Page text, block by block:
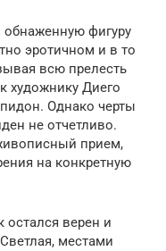
фигуру
эротичном и в то
всю прелесть
художнику Диего
Однако черты
не отчетливо.
прием,
на конкретную
остался верен и
местами